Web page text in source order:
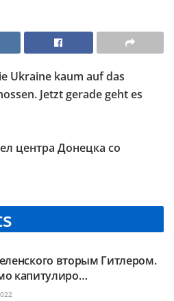
Ukraine kaum auf das
Jetzt gerade geht es
центра Донецка со
вторым Гитлером.
капитулиро…